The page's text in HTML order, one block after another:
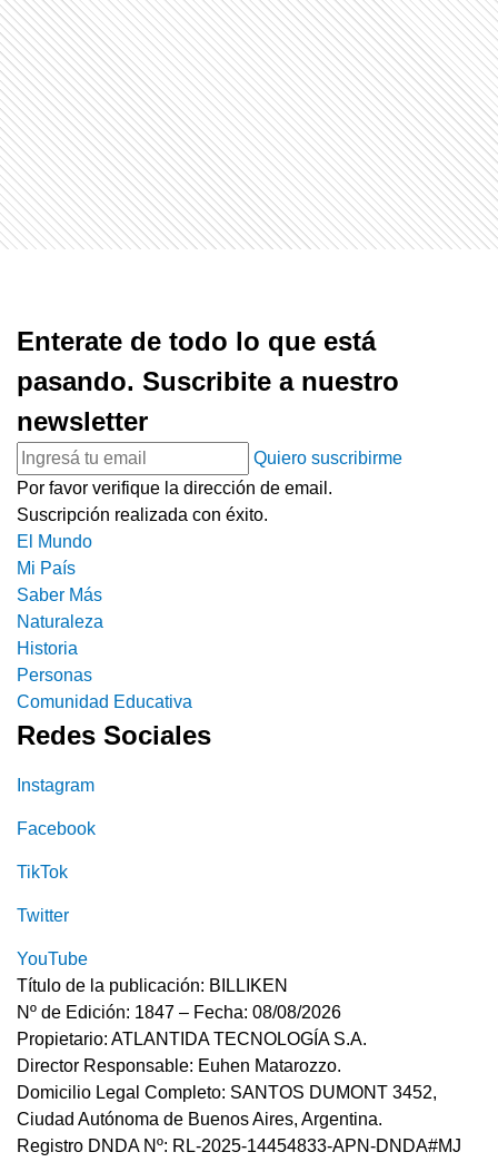
Enterate de todo lo que está
pasando. Suscribite a nuestro
newsletter
Quiero suscribirme
Por favor verifique la dirección de email.
Suscripción realizada con éxito.
El Mundo
Mi País
Saber Más
Naturaleza
Historia
Personas
Comunidad Educativa
Redes Sociales
Instagram
Facebook
TikTok
Twitter
YouTube
Título de la publicación: BILLIKEN
Nº de Edición: 1847 – Fecha: 08/08/2026
Propietario: ATLANTIDA TECNOLOGÍA S.A.
Director Responsable: Euhen Matarozzo.
Domicilio Legal Completo: SANTOS DUMONT 3452,
Ciudad Autónoma de Buenos Aires, Argentina.
Registro DNDA Nº: RL-2025-14454833-APN-DNDA#MJ